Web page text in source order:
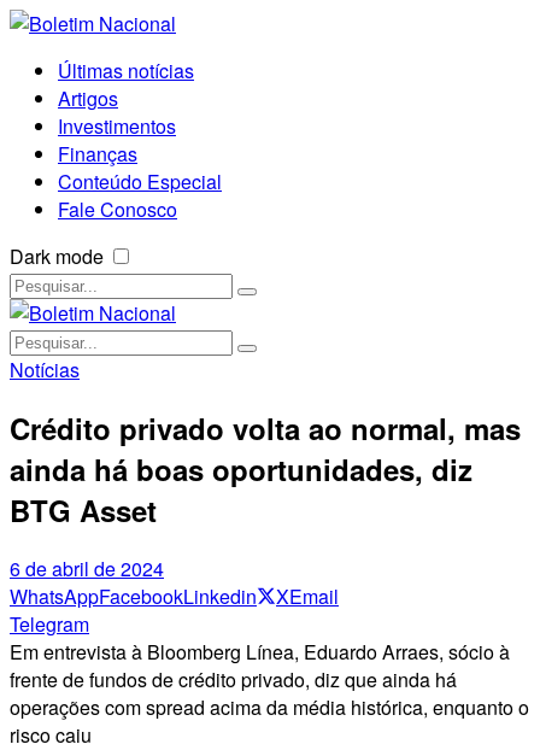
Últimas notícias
Artigos
Investimentos
Finanças
Conteúdo Especial
Fale Conosco
Dark mode
Notícias
Crédito privado volta ao normal, mas
ainda há boas oportunidades, diz
BTG Asset
6 de abril de 2024
WhatsAppFacebookLinkedin XEmail
Telegram
Em entrevista à Bloomberg Línea, Eduardo Arraes, sócio à
frente de fundos de crédito privado, diz que ainda há
operações com spread acima da média histórica, enquanto o
risco caiu